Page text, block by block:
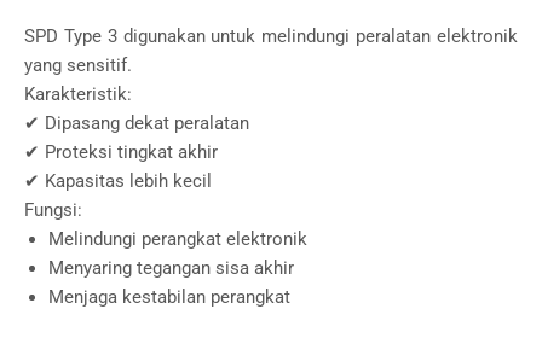
SPD Type 3 digunakan untuk melindungi peralatan elektronik
yang sensitif.
Karakteristik:
✔ Dipasang dekat peralatan
✔ Proteksi tingkat akhir
✔ Kapasitas lebih kecil
Fungsi:
Melindungi perangkat elektronik
Menyaring tegangan sisa akhir
Menjaga kestabilan perangkat